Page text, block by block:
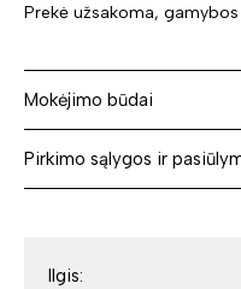
Prekė užsakoma,
Mokėjimo būdai
Pirkimo sąlygos ir
Ilgis: